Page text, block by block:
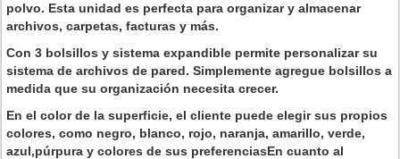
polvo. Esta unidad es perfecta para organizar y almacenar
archivos, carpetas, facturas y más.
Con 3 bolsillos y sistema expandible permite personalizar su
sistema de archivos de pared. Simplemente agregue bolsillos a
medida que su organización necesita crecer.
En el color de la superficie, el cliente puede elegir sus propios
colores, como negro, blanco, rojo, naranja, amarillo, verde,
azul,púrpura y colores de sus preferenciasEn cuanto al